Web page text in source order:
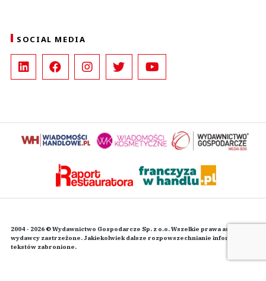
SOCIAL MEDIA
2004 - 2026 © Wydawnictwo Gospodarcze Sp. z o.o. Wszelkie prawa autorskie
wydawcy zastrzeżone. Jakiekolwiek dalsze rozpowszechnianie informacji i
tekstów zabronione.